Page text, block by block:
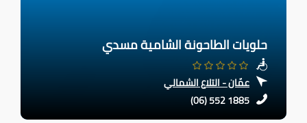
حلويات الطاحونة الشامية مسدي
عمّان - التلاع الشمالي
(06) 552 1885